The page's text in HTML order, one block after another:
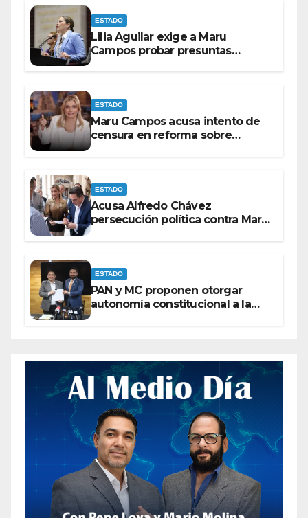
ESTADO
Lilia Aguilar exige a Maru
Campos probar presuntas
ESTADO
Maru Campos acusa intento de
censura en reforma sobre
ESTADO
Acusa Alfredo Chávez
persecución política contra Maru
ESTADO
PAN y MC proponen otorgar
autonomía constitucional a la